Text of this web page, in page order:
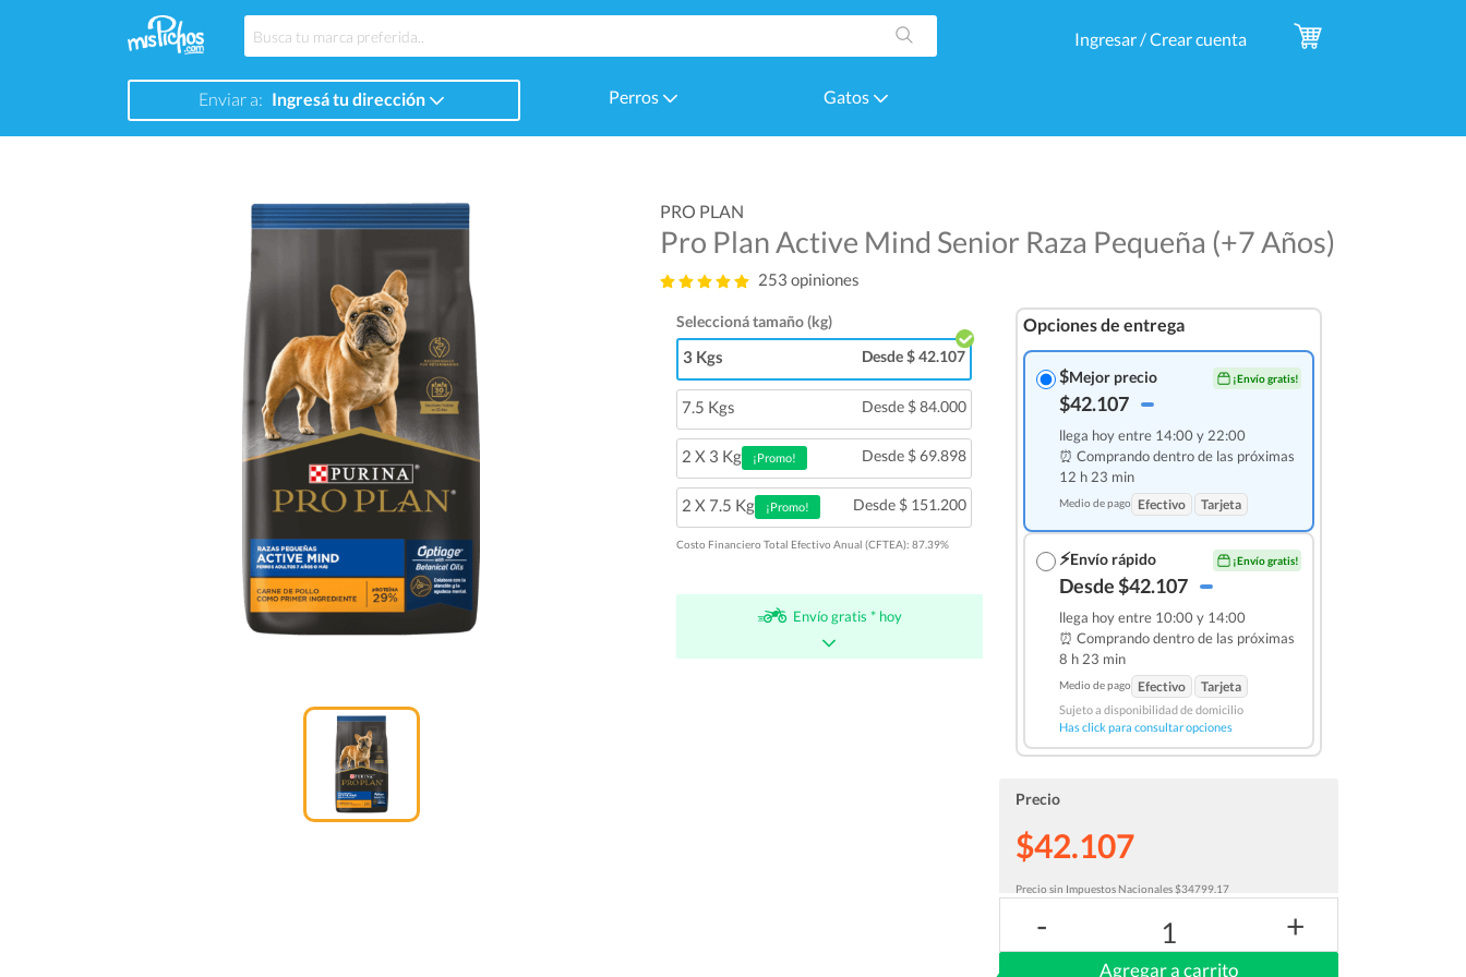
Ingresar / Crear cuenta
Enviar a: Ingresá tu dirección Perros Gatos
PRO PLAN
Pro Plan Active Mind Senior Raza Pequeña (+7 Años)
253 opiniones
Seleccioná tamaño (kg)
3 Kgs Desde $ 42.107
7.5 Kgs Desde $ 84.000
2 X 3 Kg ¡Promo! Desde $ 69.898
2 X 7.5 Kg ¡Promo! Desde $ 151.200
Costo Financiero Total Efectivo Anual (CFTEA): 87.39%
Envío gratis * hoy
Opciones de entrega
$Mejor precio ¡Envío gratis!
$42.107
llega hoy entre 14:00 y 22:00
⏰ Comprando dentro de las próximas
12 h 23 min
Medio de pago Efectivo Tarjeta
⚡Envío rápido ¡Envío gratis!
Desde $42.107
llega hoy entre 10:00 y 14:00
⏰ Comprando dentro de las próximas
8 h 23 min
Medio de pago Efectivo Tarjeta
Sujeto a disponibilidad de domicilio
Has click para consultar opciones
Precio
$42.107
Precio sin Impuestos Nacionales $34799.17
- 1 +
Agregar a carrito